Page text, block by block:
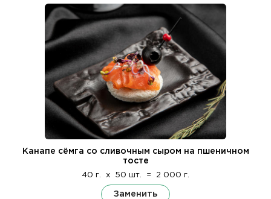
Канапе сёмга со сливочным сыром на пшеничном
тосте
40 г. x 50 шт. = 2 000 г.
Заменить